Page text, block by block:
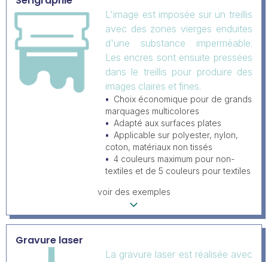
L'image est imposée sur un treillis
avec des zones vierges enduites
d'une substance imperméable.
Les encres sont ensuite pressées
dans le treillis pour produire des
images claires et fines.
Choix économique pour de grands
marquages multicolores
Adapté aux surfaces plates
Applicable sur polyester, nylon,
coton, matériaux non tissés
4 couleurs maximum pour non-
textiles et de 5 couleurs pour textiles
voir des exemples
Gravure laser
La gravure laser est réalisée avec